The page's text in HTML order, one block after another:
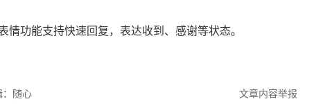
功能支持快速回复，表达收到、感谢等状态。
：随心 文章内容举报